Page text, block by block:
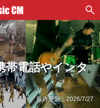
ング
帯電話やインタ
最終更新： 2026/7/27